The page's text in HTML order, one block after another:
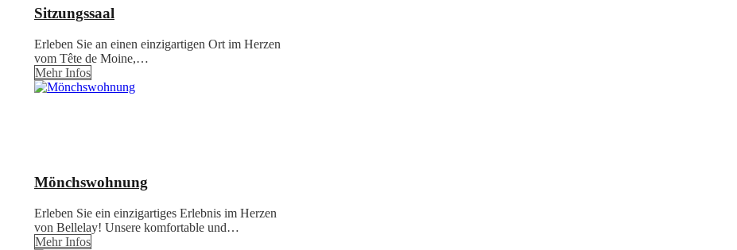
Sitzungssaal
Erleben Sie an einen einzigartigen Ort im Herzen
vom Tête de Moine,…
Mehr Infos
Mönchswohnung
Erleben Sie ein einzigartiges Erlebnis im Herzen
von Bellelay! Unsere komfortable und…
Mehr Infos